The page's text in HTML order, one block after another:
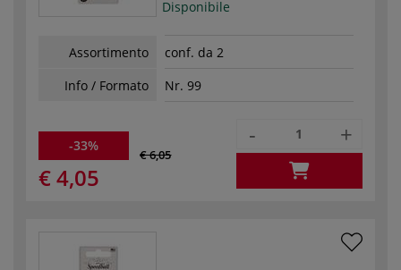
Disponibile
Assortimento
conf. da 2
Info / Formato
Nr. 99
-33%
€ 6,05
€ 4,05
- +